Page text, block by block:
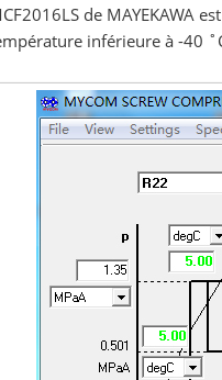
de MAYEKAWA
inférieure à -40